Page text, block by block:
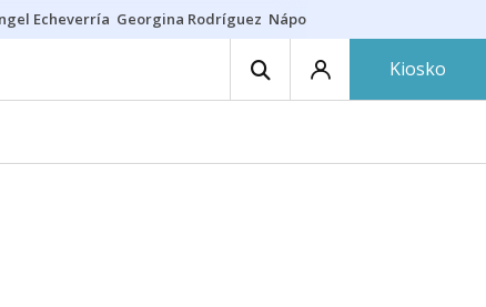
Echeverría Georgina Rodríguez Nápoles - Osasuna
Kiosko